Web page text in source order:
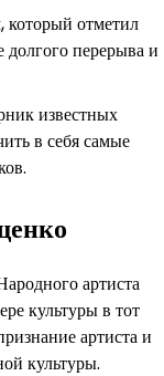
который отметил
долгого перерыва и
известных
в себя самые
артиста
культуры в тот
артиста и
культуры.